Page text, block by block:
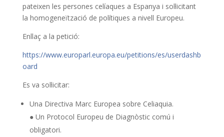
pateixen les persones celíaques a Espanya i sol·licitant
la homogeneïtzació de polítiques a nivell Europeu.
Enllaç a la petició:
https://www.europarl.europa.eu/petitions/es/userdashb
oard
Es va sol·licitar:
Una Directiva Marc Europea sobre Celiaquia.
● Un Protocol Europeu de Diagnòstic comú i
obligatori.